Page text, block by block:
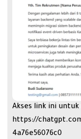
Akses link ini
https://
4a76e56076c0